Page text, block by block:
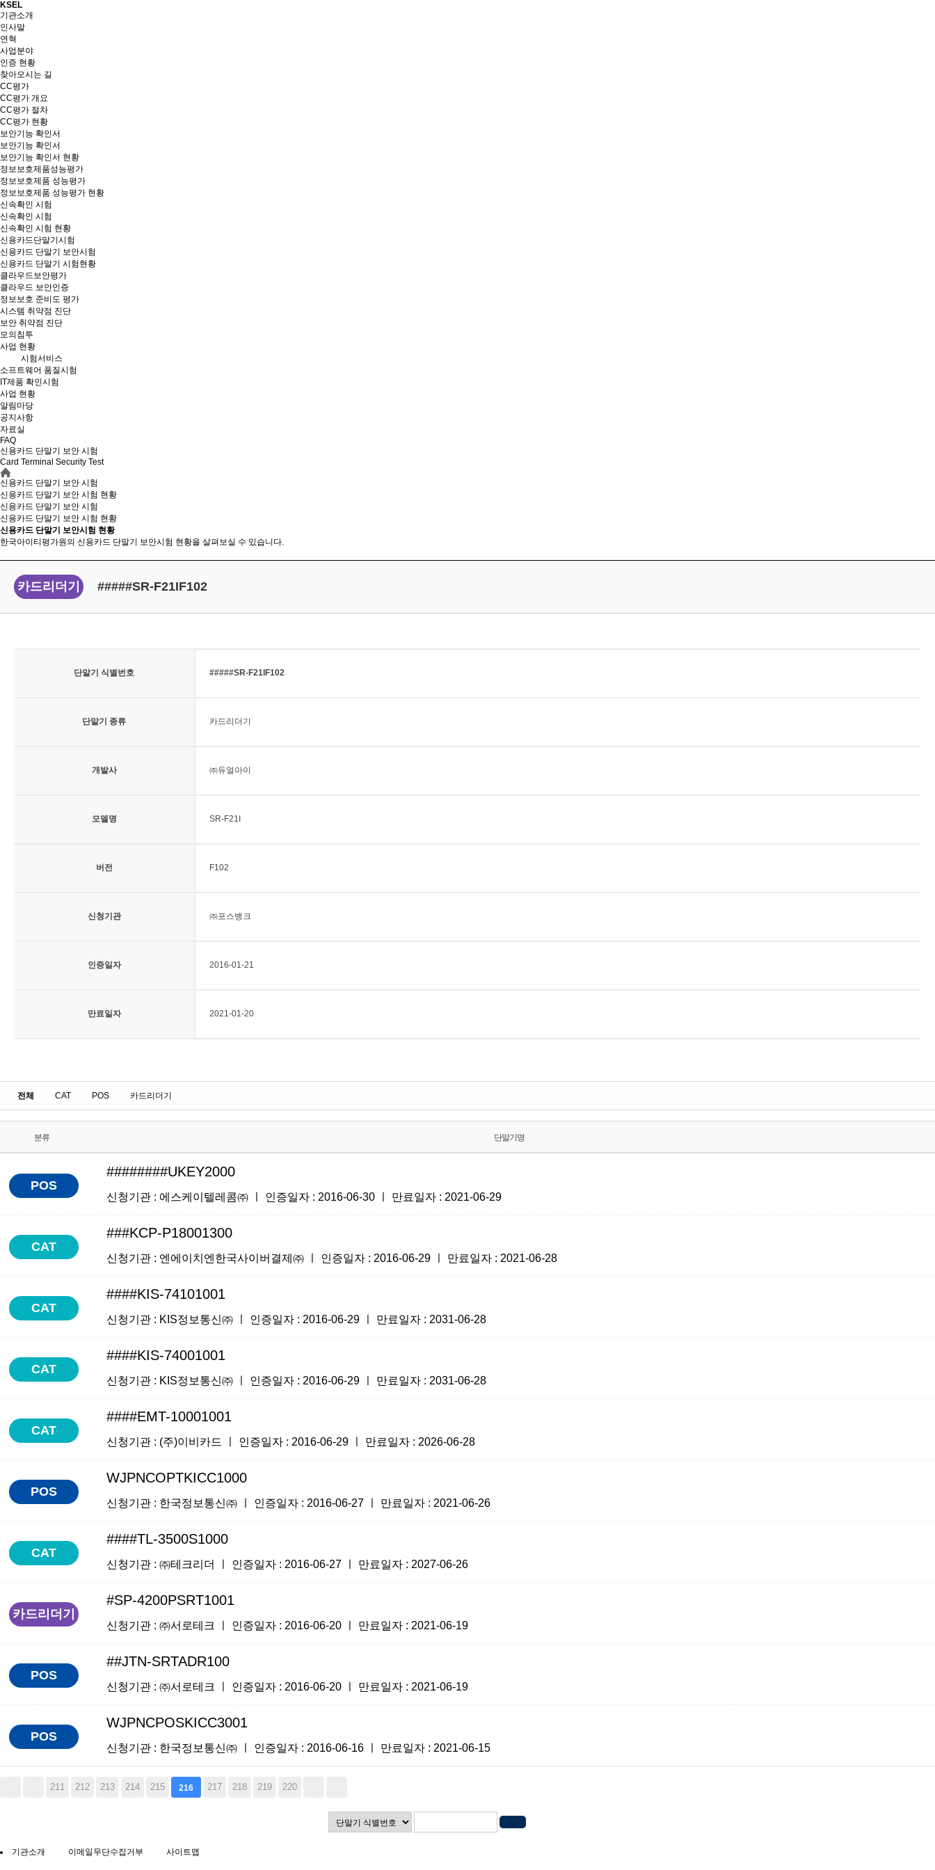
KSEL
기관소개
인사말
연혁
사업분야
인증 현황
찾아오시는 길
CC평가
CC평가 개요
CC평가 절차
CC평가 현황
보안기능 확인서
보안기능 확인서
보안기능 확인서 현황
정보보호제품성능평가
정보보호제품 성능평가
정보보호제품 성능평가 현황
신속확인 시험
신속확인 시험
신속확인 시험 현황
신용카드단말기시험
신용카드 단말기 보안시험
신용카드 단말기 시험현황
클라우드보안평가
클라우드 보안인증
정보보호 준비도 평가
시스템 취약점 진단
보안 취약점 진단
모의침투
사업 현황
시험서비스
소프트웨어 품질시험
IT제품 확인시험
사업 현황
알림마당
공지사항
자료실
FAQ
신용카드 단말기 보안 시험
Card Terminal Security Test
신용카드 단말기 보안 시험
신용카드 단말기 보안 시험 현황
신용카드 단말기 보안 시험
신용카드 단말기 보안 시험 현황
신용카드 단말기 보안시험 현황
한국아이티평가원의 신용카드 단말기 보안시험 현황을 살펴보실 수 있습니다.
카드리더기 #####SR-F21IF102
단말기 식별번호 #####SR-F21IF102
단말기 종류 카드리더기
개발사 ㈜듀얼아이
모델명 SR-F21I
버전 F102
신청기관 ㈜포스뱅크
인증일자 2016-01-21
만료일자 2021-01-20
전체 CAT POS 카드리더기
분류 단말기명
POS
########UKEY2000
신청기관 : 에스케이텔레콤㈜ ㅣ 인증일자 : 2016-06-30 ㅣ 만료일자 : 2021-06-29
CAT
###KCP-P18001300
신청기관 : 엔에이치엔한국사이버결제㈜ ㅣ 인증일자 : 2016-06-29 ㅣ 만료일자 : 2021-06-28
CAT
####KIS-74101001
신청기관 : KIS정보통신㈜ ㅣ 인증일자 : 2016-06-29 ㅣ 만료일자 : 2031-06-28
CAT
####KIS-74001001
신청기관 : KIS정보통신㈜ ㅣ 인증일자 : 2016-06-29 ㅣ 만료일자 : 2031-06-28
CAT
####EMT-10001001
신청기관 : (주)이비카드 ㅣ 인증일자 : 2016-06-29 ㅣ 만료일자 : 2026-06-28
POS
WJPNCOPTKICC1000
신청기관 : 한국정보통신㈜ ㅣ 인증일자 : 2016-06-27 ㅣ 만료일자 : 2021-06-26
CAT
####TL-3500S1000
신청기관 : ㈜테크리더 ㅣ 인증일자 : 2016-06-27 ㅣ 만료일자 : 2027-06-26
카드리더기
#SP-4200PSRT1001
신청기관 : ㈜서로테크 ㅣ 인증일자 : 2016-06-20 ㅣ 만료일자 : 2021-06-19
POS
##JTN-SRTADR100
신청기관 : ㈜서로테크 ㅣ 인증일자 : 2016-06-20 ㅣ 만료일자 : 2021-06-19
POS
WJPNCPOSKICC3001
신청기관 : 한국정보통신㈜ ㅣ 인증일자 : 2016-06-16 ㅣ 만료일자 : 2021-06-15
211 212 213 214 215 216 217 218 219 220
기관소개 이메일무단수집거부 사이트맵